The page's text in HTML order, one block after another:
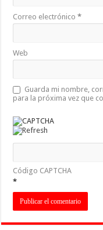
Correo electrónico*
Web
Guarda mi nombre,
para la próxima vez que
Código CAPTCHA
*